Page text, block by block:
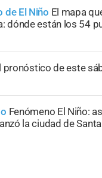
de El Niño El mapa
dónde están los 54
pronóstico de este
Fenómeno El Niño:
la ciudad de